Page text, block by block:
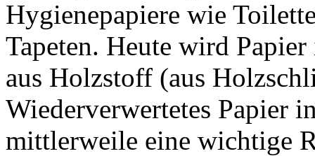
Hygienepapiere wie
Tapeten. Heute wird
aus Holzstoff (aus
Wiederverwertetes Papier
mittlerweile eine wichtige